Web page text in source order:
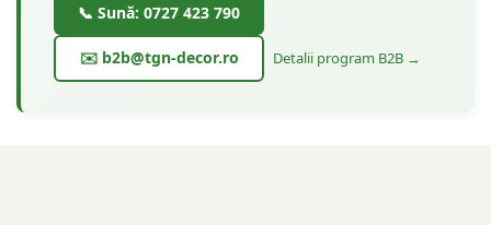
📞 Sună: 0727 423 790
✉️ b2b@tgn-decor.ro Detalii program B2B →